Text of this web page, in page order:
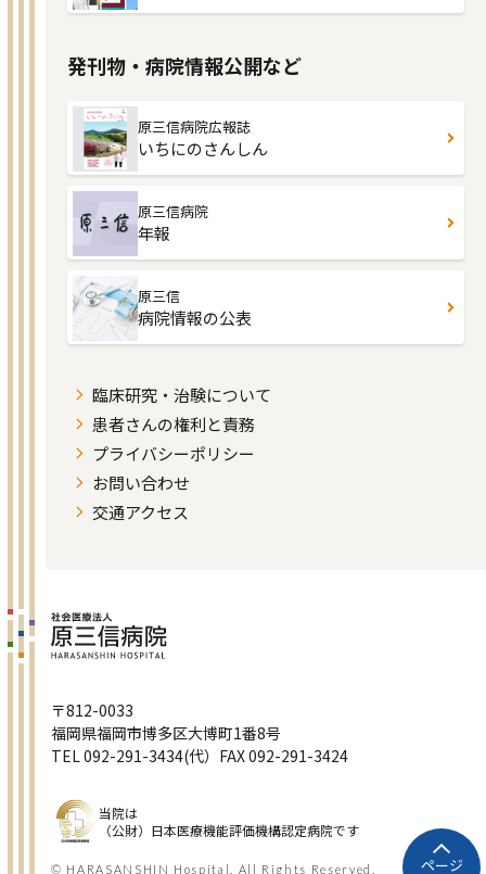
ページ
発刊物・病院情報公開など
原三信病院広報誌
いちにのさんしん
原三信病院
年報
原三信
病院情報の公表
臨床研究・治験について
患者さんの権利と責務
プライバシーポリシー
お問い合わせ
交通アクセス
〒812-0033
福岡県福岡市博多区大博町1番8号
TEL 092-291-3434(代）FAX 092-291-3424
当院は
（公財）日本医療機能評価機構認定病院です
© HARASANSHIN Hospital. All Rights Reserved.